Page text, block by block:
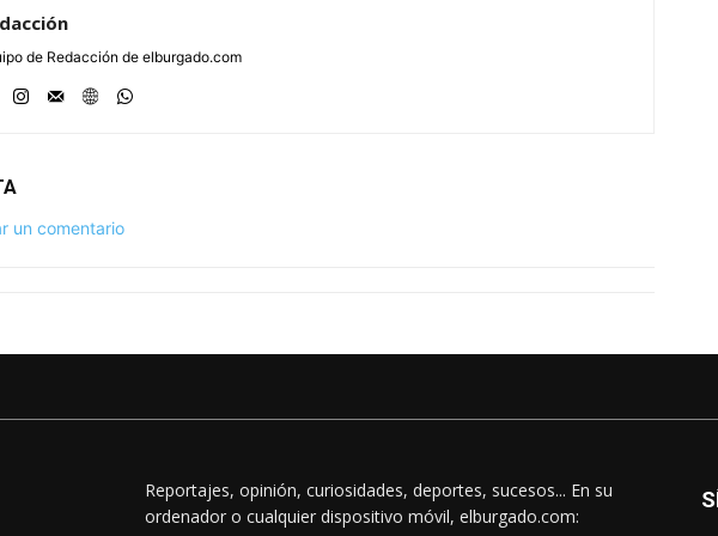
de Redacción de elburgado.com
un comentario
Reportajes, opinión, curiosidades, deportes, sucesos... En su
ordenador o cualquier dispositivo móvil, elburgado.com: